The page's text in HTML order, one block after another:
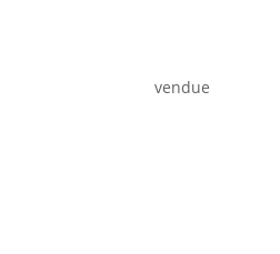
vendue